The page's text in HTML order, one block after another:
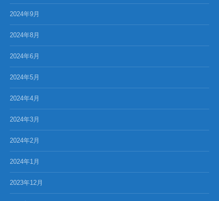
2024年9月
2024年8月
2024年6月
2024年5月
2024年4月
2024年3月
2024年2月
2024年1月
2023年12月